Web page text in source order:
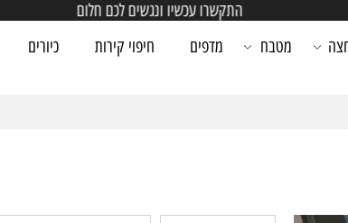
התקשרו עכשיו ונגשים לכם חלום
מטבח מדפים חיפוי קירות כיורים